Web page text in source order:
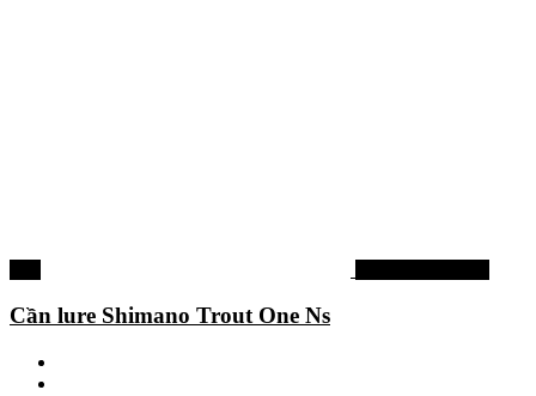
Cần lure Shimano Trout One Ns